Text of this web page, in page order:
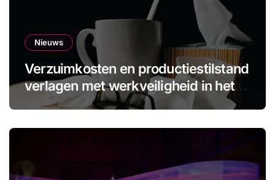
Nieuws
Verzuimkosten en productiestilstand
verlagen met werkveiligheid in het
MKB